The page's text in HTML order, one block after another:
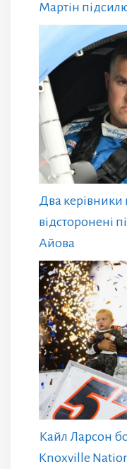
Мартін
Два керівники
відсторонені
Айова
Кайл Ларсон
Knoxville